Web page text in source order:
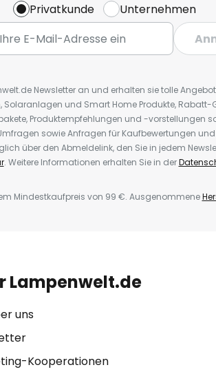
Privatkunde
Unternehmen
Newsletter an und erhalten sie tolle
Solaranlagen und Smart Home Produkte, Rabatt-
Produktempfehlungen und -vorstellungen
sowie Anfragen für Kaufbewertungen
über den Abmeldelink, den Sie in jedem
. Weitere Informationen erhalten Sie in der
Mindestkaufpreis von 99 €. Ausgenommene
Lampenwelt.de
uns
Kooperationen